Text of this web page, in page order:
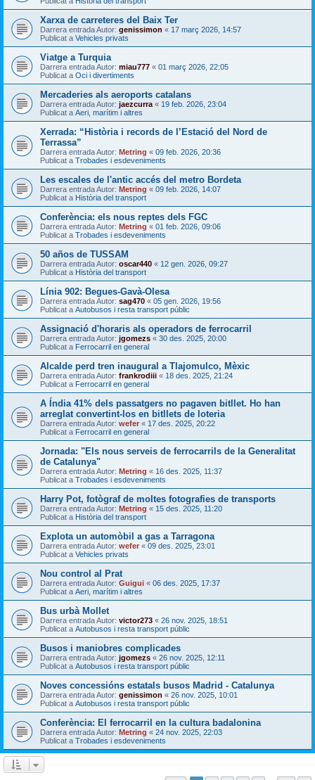
Xarxa de carreteres del Baix Ter
Darrera entrada Autor: genissimon « 17 març 2026, 14:57
Publicat a Vehicles privats
Viatge a Turquia
Darrera entrada Autor: miau777 « 01 març 2026, 22:05
Publicat a Oci i divertiments
Mercaderies als aeroports catalans
Darrera entrada Autor: jaezcurra « 19 feb. 2026, 23:04
Publicat a Aeri, marítim i altres
Xerrada: “Història i records de l’Estació del Nord de
Terrassa”
Darrera entrada Autor: Metring « 09 feb. 2026, 20:36
Publicat a Trobades i esdeveniments
Les escales de l'antic accés del metro Bordeta
Darrera entrada Autor: Metring « 09 feb. 2026, 14:07
Publicat a Història del transport
Conferència: els nous reptes dels FGC
Darrera entrada Autor: Metring « 01 feb. 2026, 09:06
Publicat a Trobades i esdeveniments
50 años de TUSSAM
Darrera entrada Autor: oscar440 « 12 gen. 2026, 09:27
Publicat a Història del transport
Línia 902: Begues-Gavà-Olesa
Darrera entrada Autor: sag470 « 05 gen. 2026, 19:56
Publicat a Autobusos i resta transport públic
Assignació d'horaris als operadors de ferrocarril
Darrera entrada Autor: jgomezs « 30 des. 2025, 20:00
Publicat a Ferrocarril en general
Alcalde perd tren inaugural a Tlajomulco, Mèxic
Darrera entrada Autor: frankrodiii « 18 des. 2025, 21:24
Publicat a Ferrocarril en general
A Índia 41% dels passatgers no pagaven bitllet. Ho han
arreglat convertint-los en bitllets de loteria
Darrera entrada Autor: wefer « 17 des. 2025, 20:22
Publicat a Ferrocarril en general
Jornada: "Els nous serveis de ferrocarrils de la Generalitat
de Catalunya"
Darrera entrada Autor: Metring « 16 des. 2025, 11:37
Publicat a Trobades i esdeveniments
Harry Pot, fotògraf de moltes fotografies de transports
Darrera entrada Autor: Metring « 15 des. 2025, 11:20
Publicat a Història del transport
Explota un automòbil a gas a Tarragona
Darrera entrada Autor: wefer « 09 des. 2025, 23:01
Publicat a Vehicles privats
Nou control al Prat
Darrera entrada Autor: Guigui « 06 des. 2025, 17:37
Publicat a Aeri, marítim i altres
Bus urbà Mollet
Darrera entrada Autor: victor273 « 26 nov. 2025, 18:51
Publicat a Autobusos i resta transport públic
Busos i maniobres complicades
Darrera entrada Autor: jgomezs « 26 nov. 2025, 12:11
Publicat a Autobusos i resta transport públic
Noves concessións estatals busos Madrid - Catalunya
Darrera entrada Autor: genissimon « 26 nov. 2025, 10:01
Publicat a Autobusos i resta transport públic
Conferència: El ferrocarril en la cultura badalonina
Darrera entrada Autor: Metring « 24 nov. 2025, 22:03
Publicat a Trobades i esdeveniments